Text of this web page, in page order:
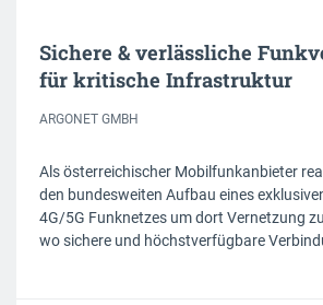
Sichere & verlässliche
für kritische Infrastruktur
ARGONET GMBH
Als österreichischer Mobilfunkanbieter
den bundesweiten Aufbau eines
4G/5G Funknetzes um dort Vernetzung
wo sichere und höchstverfügbare